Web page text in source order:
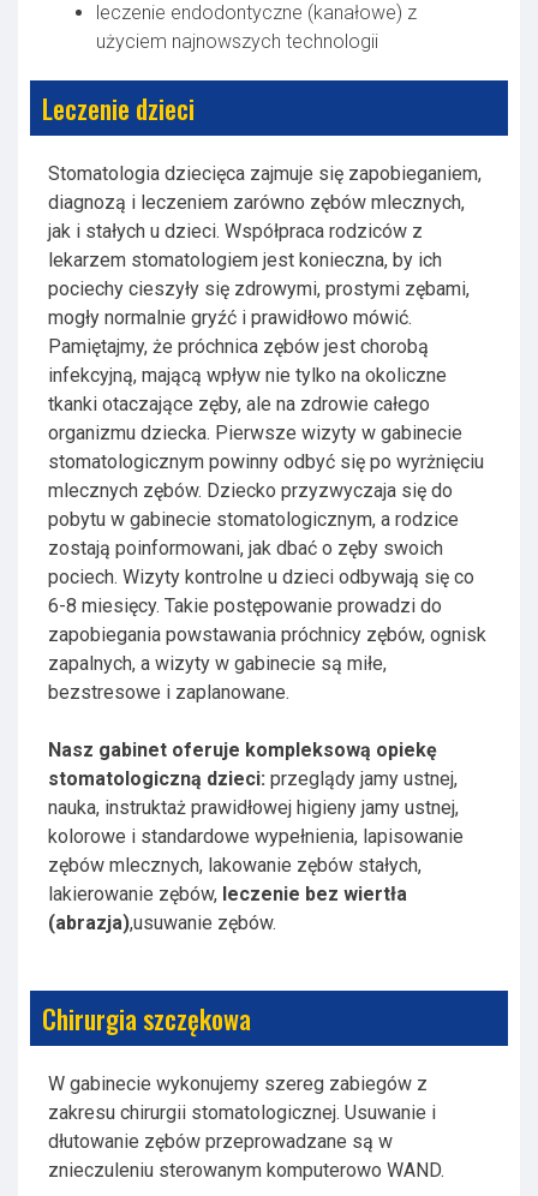
leczenie endodontyczne (kanałowe) z
użyciem najnowszych technologii
Leczenie dzieci
Stomatologia dziecięca zajmuje się zapobieganiem,
diagnozą i leczeniem zarówno zębów mlecznych,
jak i stałych u dzieci. Współpraca rodziców z
lekarzem stomatologiem jest konieczna, by ich
pociechy cieszyły się zdrowymi, prostymi zębami,
mogły normalnie gryźć i prawidłowo mówić.
Pamiętajmy, że próchnica zębów jest chorobą
infekcyjną, mającą wpływ nie tylko na okoliczne
tkanki otaczające zęby, ale na zdrowie całego
organizmu dziecka. Pierwsze wizyty w gabinecie
stomatologicznym powinny odbyć się po wyrżnięciu
mlecznych zębów. Dziecko przyzwyczaja się do
pobytu w gabinecie stomatologicznym, a rodzice
zostają poinformowani, jak dbać o zęby swoich
pociech. Wizyty kontrolne u dzieci odbywają się co
6-8 miesięcy. Takie postępowanie prowadzi do
zapobiegania powstawania próchnicy zębów, ognisk
zapalnych, a wizyty w gabinecie są miłe,
bezstresowe i zaplanowane.
Nasz gabinet oferuje kompleksową opiekę
stomatologiczną dzieci: przeglądy jamy ustnej,
nauka, instruktaż prawidłowej higieny jamy ustnej,
kolorowe i standardowe wypełnienia, lapisowanie
zębów mlecznych, lakowanie zębów stałych,
lakierowanie zębów, leczenie bez wiertła
(abrazja),usuwanie zębów.
Chirurgia szczękowa
W gabinecie wykonujemy szereg zabiegów z
zakresu chirurgii stomatologicznej. Usuwanie i
dłutowanie zębów przeprowadzane są w
znieczuleniu sterowanym komputerowo WAND.